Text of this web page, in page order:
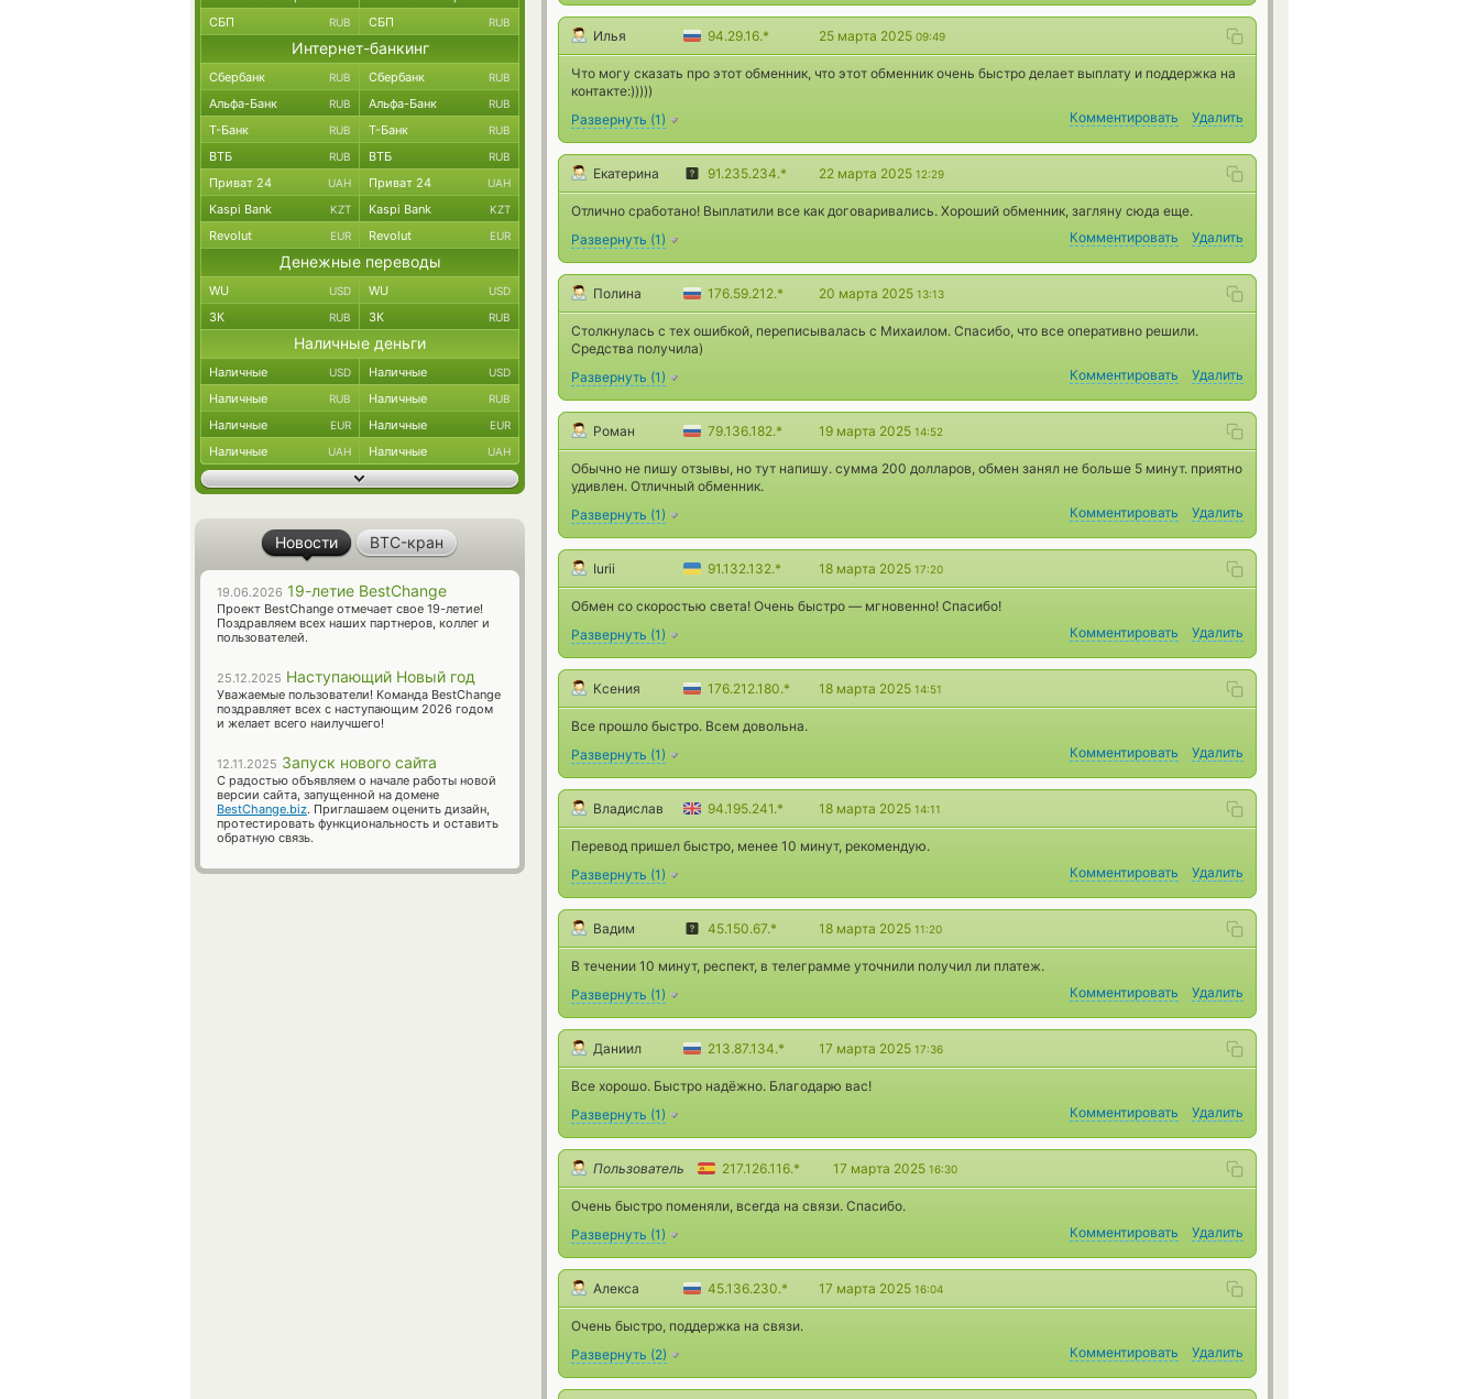
Илья 94.29.16.* 25 марта 2025 09:49
Что могу сказать про этот обменник, что этот обменник очень быстро делает выплату и поддержка на
контакте:)))))
Развернуть (1) Комментировать Удалить
Екатерина 91.235.234.* 22 марта 2025 12:29
Отлично сработано! Выплатили все как договаривались. Хороший обменник, загляну сюда еще.
Развернуть (1) Комментировать Удалить
Полина 176.59.212.* 20 марта 2025 13:13
Столкнулась с тех ошибкой, переписывалась с Михаилом. Спасибо, что все оперативно решили.
Средства получила)
Развернуть (1) Комментировать Удалить
Роман 79.136.182.* 19 марта 2025 14:52
Обычно не пишу отзывы, но тут напишу. сумма 200 долларов, обмен занял не больше 5 минут. приятно
удивлен. Отличный обменник.
Развернуть (1) Комментировать Удалить
Iurii 91.132.132.* 18 марта 2025 17:20
Обмен со скоростью света! Очень быстро — мгновенно! Спасибо!
Развернуть (1) Комментировать Удалить
Ксения 176.212.180.* 18 марта 2025 14:51
Все прошло быстро. Всем довольна.
Развернуть (1) Комментировать Удалить
Владислав 94.195.241.* 18 марта 2025 14:11
Перевод пришел быстро, менее 10 минут, рекомендую.
Развернуть (1) Комментировать Удалить
Вадим 45.150.67.* 18 марта 2025 11:20
В течении 10 минут, респект, в телеграмме уточнили получил ли платеж.
Развернуть (1) Комментировать Удалить
Даниил 213.87.134.* 17 марта 2025 17:36
Все хорошо. Быстро надёжно. Благодарю вас!
Развернуть (1) Комментировать Удалить
Пользователь 217.126.116.* 17 марта 2025 16:30
Очень быстро поменяли, всегда на связи. Спасибо.
Развернуть (1) Комментировать Удалить
Алекса 45.136.230.* 17 марта 2025 16:04
Очень быстро, поддержка на связи.
Развернуть (2) Комментировать Удалить
СБП RUB СБП RUB
Интернет-банкинг
Сбербанк RUB Сбербанк RUB
Альфа-Банк RUB Альфа-Банк RUB
Т-Банк RUB Т-Банк RUB
ВТБ RUB ВТБ RUB
Приват 24 UAH Приват 24 UAH
Kaspi Bank KZT Kaspi Bank KZT
Revolut EUR Revolut EUR
Денежные переводы
WU USD WU USD
ЗК RUB ЗК RUB
Наличные деньги
Наличные USD Наличные USD
Наличные RUB Наличные RUB
Наличные EUR Наличные EUR
Наличные UAH Наличные UAH
Новости BTC-кран
19.06.2026 19-летие BestChange
Проект BestChange отмечает свое 19-летие!
Поздравляем всех наших партнеров, коллег и
пользователей.
25.12.2025 Наступающий Новый год
Уважаемые пользователи! Команда BestChange
поздравляет всех с наступающим 2026 годом
и желает всего наилучшего!
12.11.2025 Запуск нового сайта
С радостью объявляем о начале работы новой
версии сайта, запущенной на домене
BestChange.biz. Приглашаем оценить дизайн,
протестировать функциональность и оставить
обратную связь.